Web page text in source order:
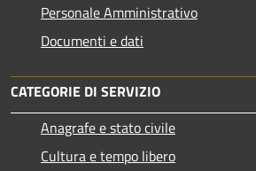
Personale Amministrativo
Documenti e dati
CATEGORIE DI SERVIZIO
Anagrafe e stato civile
Cultura e tempo libero